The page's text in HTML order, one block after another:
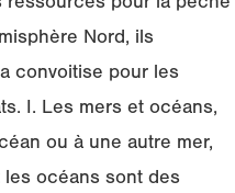
ressources pour la pêche
Nord, ils
convoitise pour les
I. Les mers et océans,
ou à une autre mer,
océans sont des